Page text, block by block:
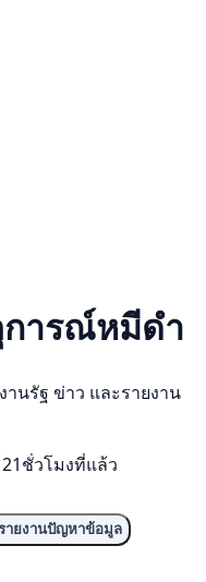
การณ์หมีดำ
นรัฐ ข่าว และรายงาน
ชั่วโมงที่แล้ว
ายงานปัญหาข้อมูล